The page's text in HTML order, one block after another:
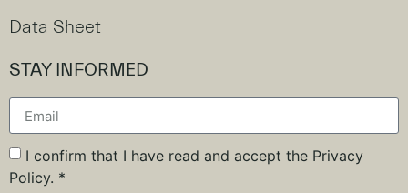
Data Sheet
STAY INFORMED
I confirm that I have read and accept the Privacy
Policy. *